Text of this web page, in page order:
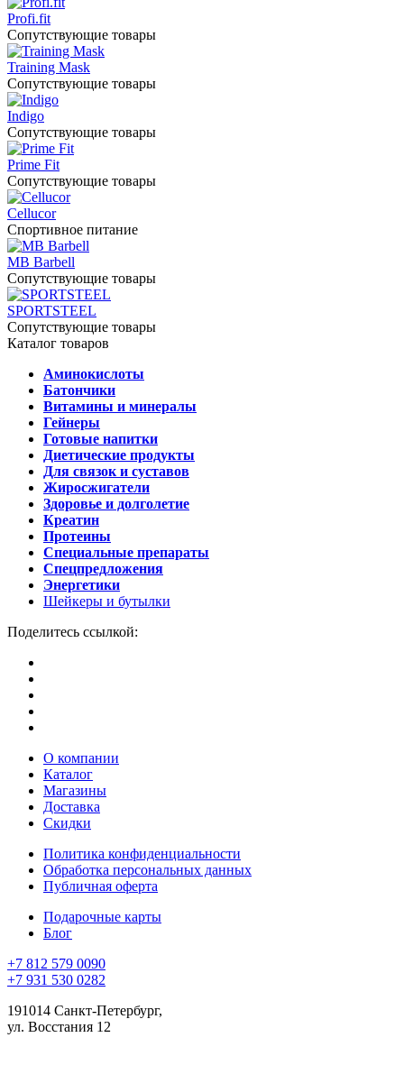
Profi.fit
Сопутствующие товары
Training Mask
Сопутствующие товары
Indigo
Сопутствующие товары
Prime Fit
Сопутствующие товары
Cellucor
Спортивное питание
MB Barbell
Сопутствующие товары
SPORTSTEEL
Сопутствующие товары
Каталог товаров
Аминокислоты
Батончики
Витамины и минералы
Гейнеры
Готовые напитки
Диетические продукты
Для связок и суставов
Жиросжигатели
Здоровье и долголетие
Креатин
Протеины
Специальные препараты
Спецпредложения
Энергетики
Шейкеры и бутылки
Поделитесь ссылкой:
О компании
Каталог
Магазины
Доставка
Скидки
Политика конфиденциальности
Обработка персональных данных
Публичная оферта
Подарочные карты
Блог
+7 812 579 0090
+7 931 530 0282
191014 Санкт-Петербург,
ул. Восстания 12